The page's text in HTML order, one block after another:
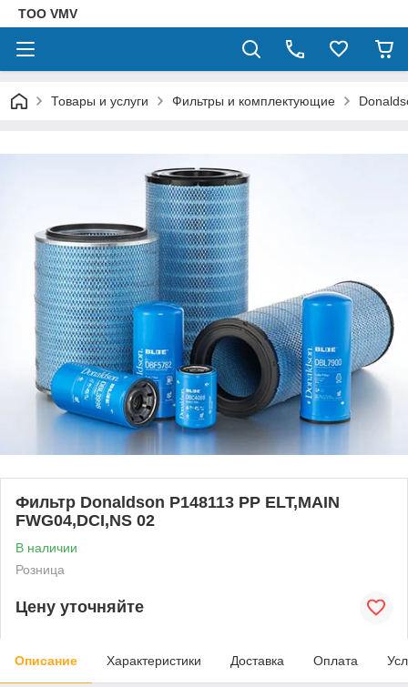
ТОО VMV
Товары и услуги Фильтры и комплектующие
Фильтр Donaldson P148113 PP ELT,MAIN
FWG04,DCI,NS 02
В наличии
Розница
Цену уточняйте
Описание Характеристики Доставка Оплата